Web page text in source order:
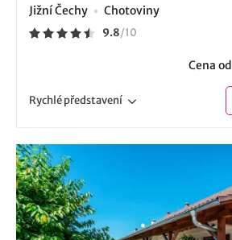
Jižní Čechy Chotoviny
9.8/10
Cena od
Rychlépředstavení